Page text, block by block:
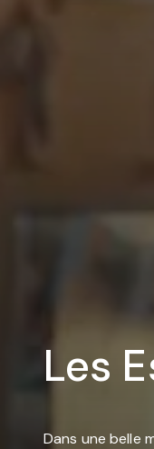
Les
Dans une belle